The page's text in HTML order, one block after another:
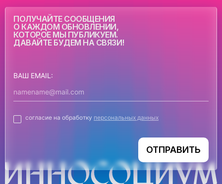
ПОЛУЧАЙТЕ СООБЩЕНИЯ
О КАЖДОМ ОБНОВЛЕНИИ,
КОТОРОЕ МЫ ПУБЛИКУЕМ.
ДАВАЙТЕ БУДЕМ НА СВЯЗИ!
ВАШ EMAIL:
согласие на обработку персональных данных
ОТПРАВИТЬ